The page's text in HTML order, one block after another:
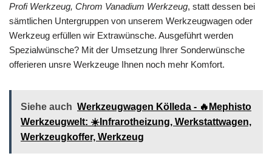
Profi Werkzeug, Chrom Vanadium Werkzeug, statt dessen bei
sämtlichen Untergruppen von unserem Werkzeugwagen oder
Werkzeug erfüllen wir Extrawünsche. Ausgeführt werden
Spezialwünsche? Mit der Umsetzung Ihrer Sonderwünsche
offerieren unsre Werkzeuge Ihnen noch mehr Komfort.
Siehe auch Werkzeugwagen Kölleda - 🔥Mephisto
Werkzeugwelt: ☀️Infrarotheizung, Werkstattwagen,
Werkzeugkoffer, Werkzeug